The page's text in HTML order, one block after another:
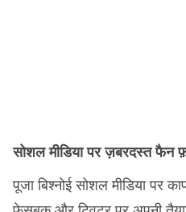
सोशल मीडिया पर ज़बरदस्त फैन
पूजा बिश्नोई सोशल मीडिया पर